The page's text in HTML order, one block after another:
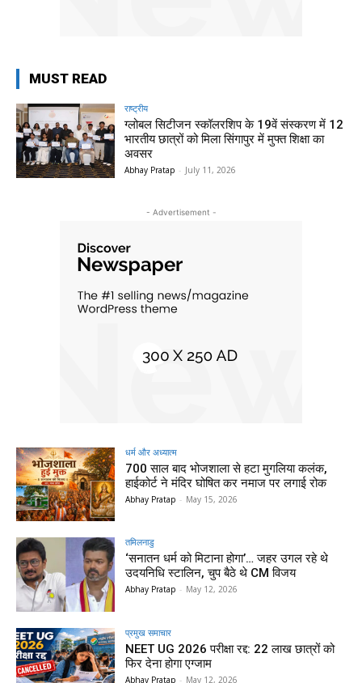
MUST READ
राष्ट्रीय
ग्लोबल सिटीजन स्कॉलरशिप के 19वें संस्करण में 12
भारतीय छात्रों को मिला सिंगापुर में मुफ्त शिक्षा का
अवसर
Abhay Pratap - July 11, 2026
- Advertisement -
धर्म और अध्यात्म
700 साल बाद भोजशाला से हटा मुगलिया कलंक,
हाईकोर्ट ने मंदिर घोषित कर नमाज पर लगाई रोक
Abhay Pratap - May 15, 2026
तमिलनाडु
‘सनातन धर्म को मिटाना होगा’… जहर उगल रहे थे
उदयनिधि स्टालिन, चुप बैठे थे CM विजय
Abhay Pratap - May 12, 2026
प्रमुख समाचार‎
NEET UG 2026 परीक्षा रद्द: 22 लाख छात्रों को
फिर देना होगा एग्जाम
Abhay Pratap - May 12, 2026